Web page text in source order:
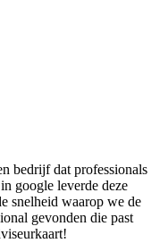
bedrijf dat professionals
google leverde deze
snelheid waarop we de
gevonden die past